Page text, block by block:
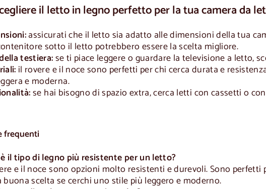
il letto in legno perfetto per la tua camera da
assicurati che il letto sia adatto alle dimensioni della tua
sotto il letto potrebbero essere la scelta migliore.
testiera:se ti piace leggere o guardare la televisione a letto,
il rovere e il noce sono perfetti per chi cerca durata e
e moderna.
se hai bisogno di spazio extra, cerca letti con cassetti o
frequenti
il tipo di legno più resistente per un letto?
e il noce sono opzioni molto resistenti e durevoli. Sono
buona scelta se cerchi uno stile più leggero e moderno.